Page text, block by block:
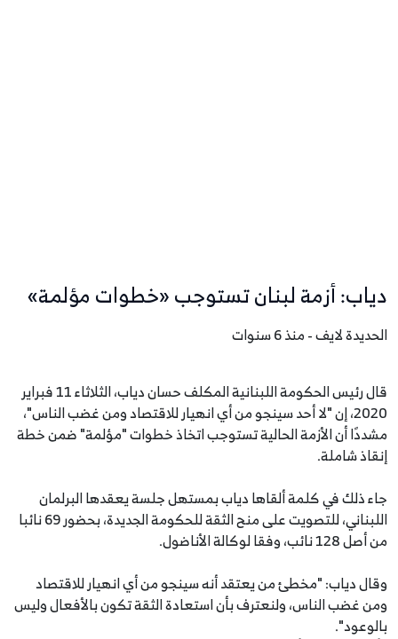
دياب: أزمة لبنان تستوجب «خطوات مؤلمة»
الحديدة لايف - منذ 6 سنوات
قال رئيس الحكومة اللبنانية المكلف حسان دياب، الثلاثاء 11 فبراير
2020، إن "لا أحد سينجو من أي انهيار للاقتصاد ومن غضب الناس"،
مشددًا أن الأزمة الحالية تستوجب اتخاذ خطوات "مؤلمة" ضمن خطة
إنقاذ شاملة.
جاء ذلك في كلمة ألقاها دياب بمستهل جلسة يعقدها البرلمان
اللبناني، للتصويت على منح الثقة للحكومة الجديدة، بحضور 69 نائبا
من أصل 128 نائب، وفقا لوكالة الأناضول.
وقال دياب: "مخطئ من يعتقد أنه سينجو من أي انهيار للاقتصاد
ومن غضب الناس، ولنعترف بأن استعادة الثقة تكون بالأفعال وليس
بالوعود".